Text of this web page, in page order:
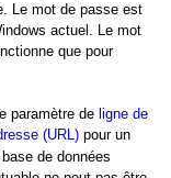
Le mot de passe est
actuel. Le mot
que pour
paramètre de ligne de
(URL) pour un
de données